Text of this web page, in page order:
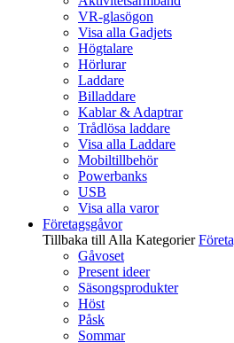
VR-glasögon
Visa alla Gadjets
Högtalare
Hörlurar
Laddare
Billaddare
Kablar & Adaptrar
Trådlösa laddare
Visa alla Laddare
Mobiltillbehör
Powerbanks
USB
Visa alla varor
Företagsgåvor
Tillbaka till Alla Kategorier
Gåvoset
Present ideer
Säsongsprodukter
Höst
Påsk
Sommar